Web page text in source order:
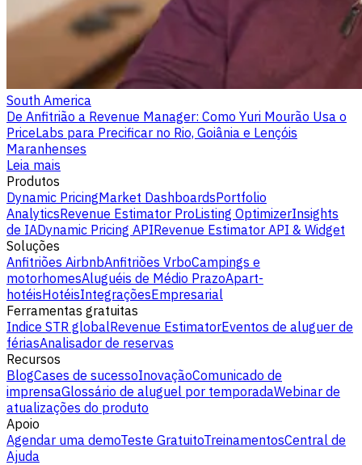
South America
De Anfitrião a Revenue Manager: Como Yuri Mourão Usa o
PriceLabs para Precificar no Rio, Goiânia e Lençóis
Maranhenses
Leia mais
Produtos
Dynamic PricingMarket DashboardsPortfolio
AnalyticsRevenue Estimator ProListing OptimizerInsights
de IADynamic Pricing APIRevenue Estimator API & Widget
Soluções
Anfitriões AirbnbAnfitriões VrboCampings e
motorhomesAluguéis de Médio PrazoApart-
hotéisHotéisIntegraçõesEmpresarial
Ferramentas gratuitas
Indice STR globalRevenue EstimatorEventos de aluguer de
fériasAnalisador de reservas
Recursos
BlogCases de sucessoInovaçãoComunicado de
imprensaGlossário de aluguel por temporadaWebinar de
atualizações do produto
Apoio
Agendar uma demoTeste GratuitoTreinamentosCentral de
Ajuda